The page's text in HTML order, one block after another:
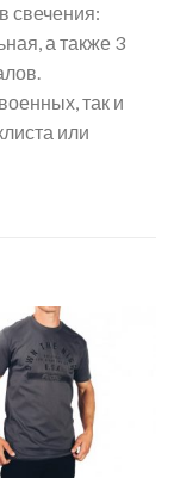
свечения:
а также 3
так и
или